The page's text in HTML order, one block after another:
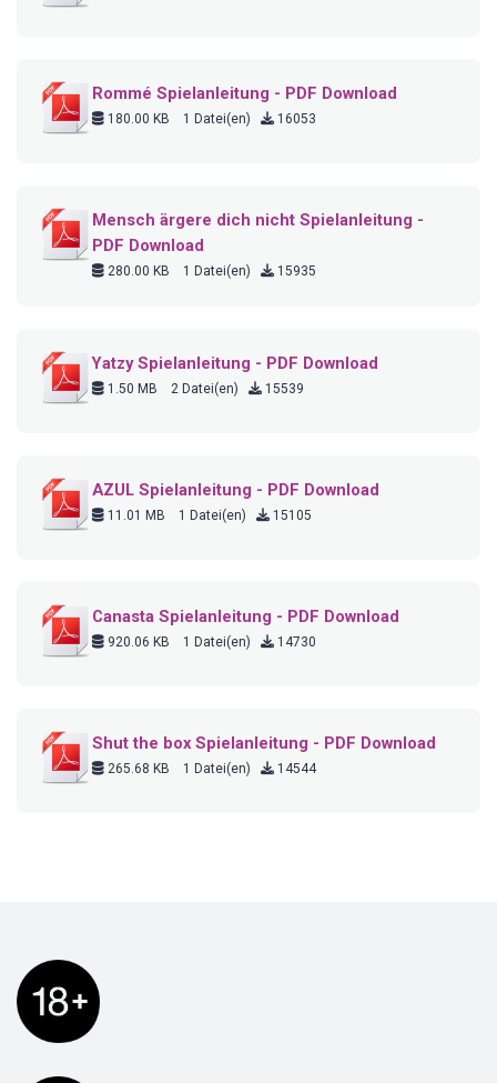
Rommé Spielanleitung - PDF Download
180.00 KB 1 Datei(en) 16053
Mensch ärgere dich nicht Spielanleitung -
PDF Download
280.00 KB 1 Datei(en) 15935
Yatzy Spielanleitung - PDF Download
1.50 MB 2 Datei(en) 15539
AZUL Spielanleitung - PDF Download
11.01 MB 1 Datei(en) 15105
Canasta Spielanleitung - PDF Download
920.06 KB 1 Datei(en) 14730
Shut the box Spielanleitung - PDF Download
265.68 KB 1 Datei(en) 14544